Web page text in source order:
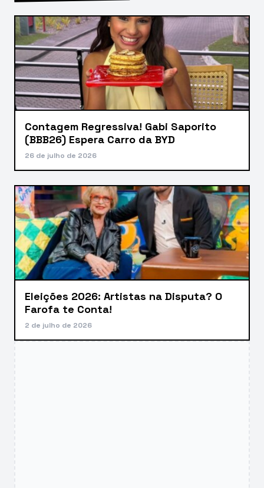
Contagem Regressiva! Gabi Saporito
(BBB26) Espera Carro da BYD
26 de julho de 2026
Eleições 2026: Artistas na Disputa? O
Farofa te Conta!
2 de julho de 2026